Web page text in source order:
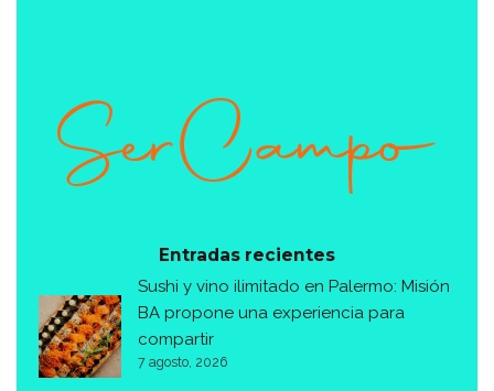
Entradas recientes
Sushi y vino ilimitado en Palermo: Misión
BA propone una experiencia para
compartir
7 agosto, 2026